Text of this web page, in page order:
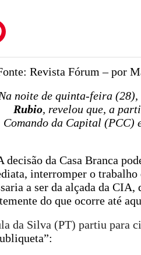
Revista Fórum – por
noite de quinta-feira (28),
Rubio, revelou que, a
Comando da Capital (PCC)
decisão da Casa Branca
interromper o
a ser da alçada da CIA,
do que ocorre até
da Silva (PT) partiu para